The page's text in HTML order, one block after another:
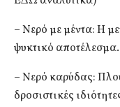
– Νερό με μέντα: Η
ψυκτικό αποτέλεσμα.
– Νερό καρύδας:
δροσιστικές